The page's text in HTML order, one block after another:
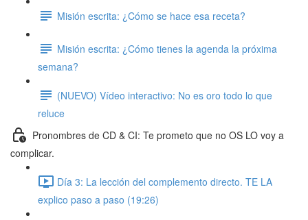
Misión escrita: ¿Cómo se hace esa receta?
Misión escrita: ¿Cómo tienes la agenda la próxima
semana?
(NUEVO) Vídeo interactivo: No es oro todo lo que
reluce
Pronombres de CD & CI: Te prometo que no OS LO voy a
complicar.
Día 3: La lección del complemento directo. TE LA
explico paso a paso (19:26)